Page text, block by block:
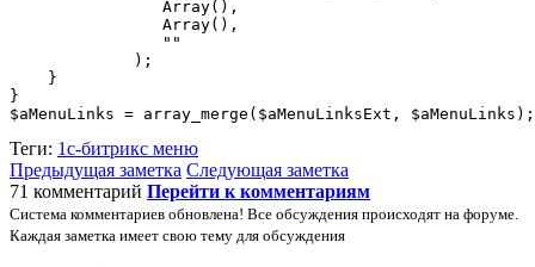
                Array(),
                Array(),
                ""
             );
    }
}
Теги: 1с-битрикс меню
Предыдущая заметка Следующая заметка
71 комментарий Перейти к комментариям
Система комментариев обновлена! Все обсуждения происходят на форуме.
Каждая заметка имеет свою тему для обсуждения